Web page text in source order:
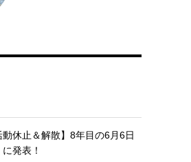
動休止＆解散】8年目の6月6日
発表！